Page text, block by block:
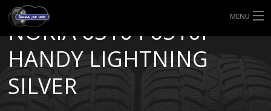
MENU
TIPI DI GOMME
NOKIA 6310 I 6310I
HANDY LIGHTNING
SILVER